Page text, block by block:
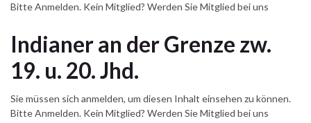
Bitte Anmelden. Kein Mitglied? Werden Sie Mitglied bei uns
Indianer an der Grenze zw.
19. u. 20. Jhd.
Sie müssen sich anmelden, um diesen Inhalt einsehen zu können.
Bitte Anmelden. Kein Mitglied? Werden Sie Mitglied bei uns